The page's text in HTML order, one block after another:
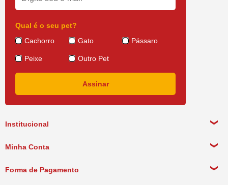
Institucional
Política de Pagamento
Minha Conta
Forma de Pagamento
Qual é o seu pet?
Cachorro
Gato Pássaro
Peixe Outro Pet